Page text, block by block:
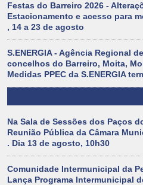
Festas do Barreiro 2026 -
Estacionamento e acesso para
, 14 a 23 de agosto
S.ENERGIA - Agência Regional
concelhos do Barreiro, Moita,
Medidas PPEC da S.ENERGIA
Na Sala de Sessões dos Paços
Reunião Pública da Câmara
. Dia 13 de agosto, 10h30
Comunidade Intermunicipal da
Lança Programa Intermunicipal